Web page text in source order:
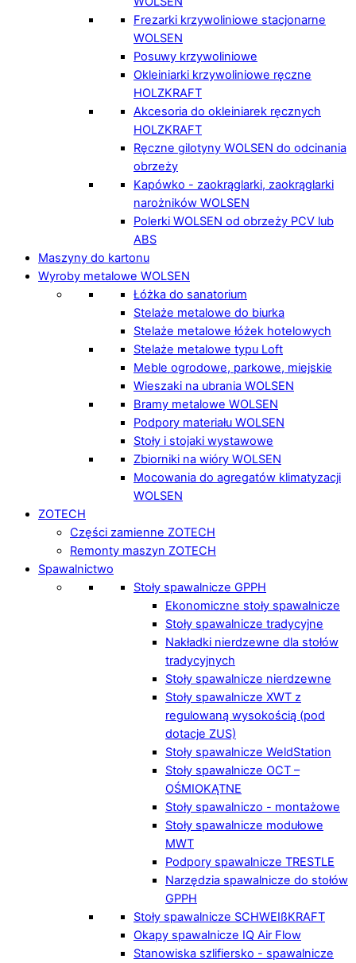
Frezarki krzywoliniowe stacjonarne
WOLSEN
Posuwy krzywoliniowe
Okleiniarki krzywoliniowe ręczne
HOLZKRAFT
Akcesoria do okleiniarek ręcznych
HOLZKRAFT
Ręczne gilotyny WOLSEN do odcinania
obrzeży
Kapówko - zaokrąglarki, zaokrąglarki
narożników WOLSEN
Polerki WOLSEN od obrzeży PCV lub
ABS
Maszyny do kartonu
Wyroby metalowe WOLSEN
Łóżka do sanatorium
Stelaże metalowe do biurka
Stelaże metalowe łóżek hotelowych
Stelaże metalowe typu Loft
Meble ogrodowe, parkowe, miejskie
Wieszaki na ubrania WOLSEN
Bramy metalowe WOLSEN
Podpory materiału WOLSEN
Stoły i stojaki wystawowe
Zbiorniki na wióry WOLSEN
Mocowania do agregatów klimatyzacji
WOLSEN
ZOTECH
Części zamienne ZOTECH
Remonty maszyn ZOTECH
Spawalnictwo
Stoły spawalnicze GPPH
Ekonomiczne stoły spawalnicze
Stoły spawalnicze tradycyjne
Nakładki nierdzewne dla stołów
tradycyjnych
Stoły spawalnicze nierdzewne
Stoły spawalnicze XWT z
regulowaną wysokością (pod
dotacje ZUS)
Stoły spawalnicze WeldStation
Stoły spawalnicze OCT –
OŚMIOKĄTNE
Stoły spawalniczo - montażowe
Stoły spawalnicze modułowe
MWT
Podpory spawalnicze TRESTLE
Narzędzia spawalnicze do stołów
GPPH
Stoły spawalnicze SCHWEIßKRAFT
Okapy spawalnicze IQ Air Flow
Stanowiska szlifiersko - spawalnicze